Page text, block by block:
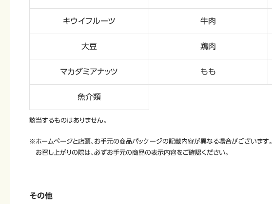
キウイフルーツ 牛肉
大豆 鶏肉
マカダミアナッツ もも
魚介類
該当するものはありません。
※ホームページと店頭、お手元の商品パッケージの記載内容が異なる場合がございます。
お召し上がりの際は、必ずお手元の商品の表示内容をご確認ください。
その他